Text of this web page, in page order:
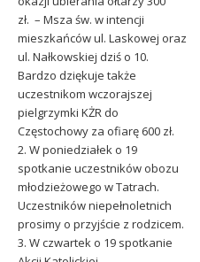
zł. – Msza św. w intencji
mieszkańców ul. Laskowej oraz
ul. Nałkowskiej dziś o 10.
Bardzo dziękuje także
uczestnikom wczorajszej
pielgrzymki KŻR do
Częstochowy za ofiarę 600 zł.
2. W poniedziałek o 19
spotkanie uczestników obozu
młodzieżowego w Tatrach.
Uczestników niepełnoletnich
prosimy o przyjście z rodzicem.
3. W czwartek o 19 spotkanie